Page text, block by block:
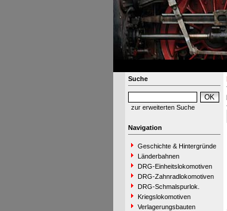
Suche
zur erweiterten Suche
Navigation
Geschichte & Hintergründe
Länderbahnen
DRG-Einheitslokomotiven
DRG-Zahnradlokomotiven
DRG-Schmalspurlok.
Kriegslokomotiven
Verlagerungsbauten